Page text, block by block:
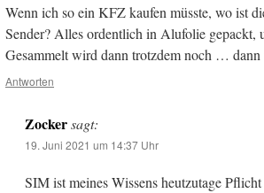
Wenn ich so ein KFZ kaufen müsste, wo ist
Sender? Alles ordentlich in Alufolie gepackt,
Gesammelt wird dann trotzdem noch … dann
Antworten
Zocker sagt:
19. Juni 2021 um 14:37 Uhr
SIM ist meines Wissens heutzutage